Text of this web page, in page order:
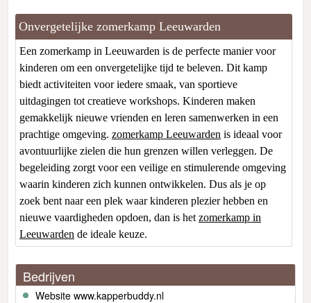
Onvergetelijke zomerkamp Leeuwarden
Een zomerkamp in Leeuwarden is de perfecte manier voor
kinderen om een onvergetelijke tijd te beleven. Dit kamp
biedt activiteiten voor iedere smaak, van sportieve
uitdagingen tot creatieve workshops. Kinderen maken
gemakkelijk nieuwe vrienden en leren samenwerken in een
prachtige omgeving. zomerkamp Leeuwarden is ideaal voor
avontuurlijke zielen die hun grenzen willen verleggen. De
begeleiding zorgt voor een veilige en stimulerende omgeving
waarin kinderen zich kunnen ontwikkelen. Dus als je op
zoek bent naar een plek waar kinderen plezier hebben en
nieuwe vaardigheden opdoen, dan is het zomerkamp in
Leeuwarden de ideale keuze.
Bedrijven
Website www.kapperbuddy.nl